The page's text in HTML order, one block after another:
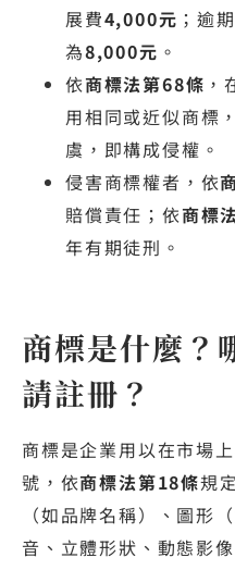
展費4,000元 ；逾
為8,000元 。
依商標法第68條 ，
用相同或近似商標
虞，即構成侵權。
侵害商標權者，依
賠償責任；依商標
年有期徒刑。
商標是什麼？
請註冊？
商標是企業用以在市場
號，依商標法第18條規
（如品牌名稱）、圖形
音、立體形狀、動態影